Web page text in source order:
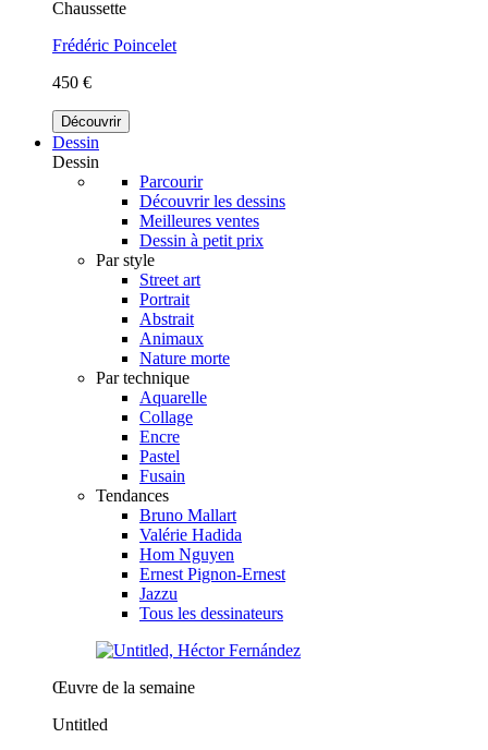
Chaussette
Frédéric Poincelet
450 €
Découvrir
Dessin
Dessin
Parcourir
Découvrir les dessins
Meilleures ventes
Dessin à petit prix
Par style
Street art
Portrait
Abstrait
Animaux
Nature morte
Par technique
Aquarelle
Collage
Encre
Pastel
Fusain
Tendances
Bruno Mallart
Valérie Hadida
Hom Nguyen
Ernest Pignon-Ernest
Jazzu
Tous les dessinateurs
Œuvre de la semaine
Untitled